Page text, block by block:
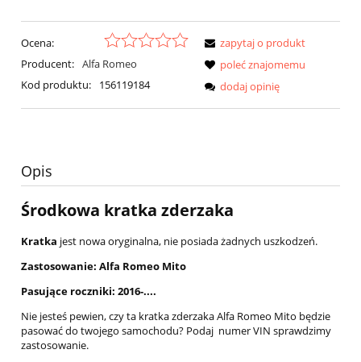
Ocena:
Producent: Alfa Romeo
Kod produktu:
156119184
zapytaj o produkt
poleć znajomemu
dodaj opinię
Opis
Środkowa kratka zderzaka
Kratka jest nowa oryginalna, nie posiada żadnych uszkodzeń.
Zastosowanie: Alfa Romeo Mito
Pasujące roczniki: 2016-....
Nie jesteś pewien, czy ta kratka zderzaka Alfa Romeo Mito będzie
pasować do twojego samochodu? Podaj numer VIN sprawdzimy
zastosowanie.